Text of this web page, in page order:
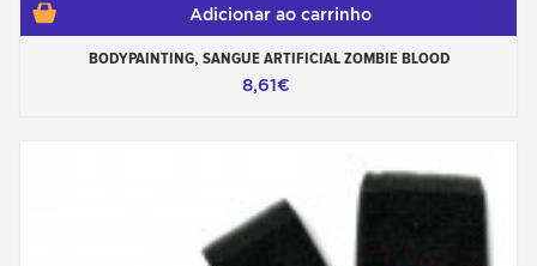
Adicionar ao carrinho
BODYPAINTING, SANGUE ARTIFICIAL ZOMBIE BLOOD
8,61€